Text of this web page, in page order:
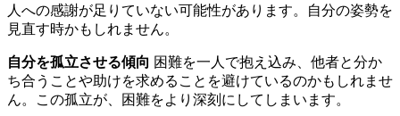
人への感謝が足りていない可能性があります。自分の姿勢を
見直す時かもしれません。
自分を孤立させる傾向 困難を一人で抱え込み、他者と分か
ち合うことや助けを求めることを避けているのかもしれませ
ん。この孤立が、困難をより深刻にしてしまいます。